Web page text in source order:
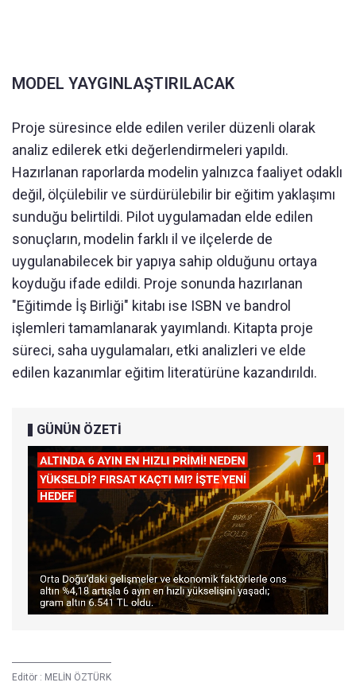
MODEL YAYGINLAŞTIRILACAK
Proje süresince elde edilen veriler düzenli olarak
analiz edilerek etki değerlendirmeleri yapıldı.
Hazırlanan raporlarda modelin yalnızca faaliyet odaklı
değil, ölçülebilir ve sürdürülebilir bir eğitim yaklaşımı
sunduğu belirtildi. Pilot uygulamadan elde edilen
sonuçların, modelin farklı il ve ilçelerde de
uygulanabilecek bir yapıya sahip olduğunu ortaya
koyduğu ifade edildi. Proje sonunda hazırlanan
"Eğitimde İş Birliği" kitabı ise ISBN ve bandrol
işlemleri tamamlanarak yayımlandı. Kitapta proje
süreci, saha uygulamaları, etki analizleri ve elde
edilen kazanımlar eğitim literatürüne kazandırıldı.
GÜNÜN ÖZETİ
Editör : MELİN ÖZTÜRK